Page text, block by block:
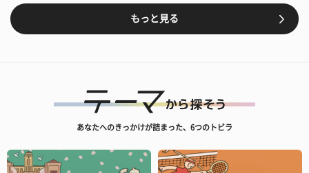
もっと見る
あなたへのきっかけが詰まった、6つのトビラ